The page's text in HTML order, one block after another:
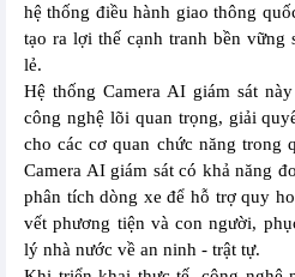
hệ thống điều hành giao thông
tạo ra lợi thế cạnh tranh bền vững
lẻ.
Hệ thống Camera AI giám sát
công nghệ lõi quan trọng, giải
cho các cơ quan chức năng trong
Camera AI giám sát có khả năng
phân tích dòng xe để hỗ trợ quy
vết phương tiện và con người,
lý nhà nước về an ninh - trật tự.